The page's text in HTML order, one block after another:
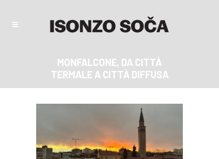
MONFALCONE, DA CITTÀ
TERMALE A CITTÀ DIFFUSA